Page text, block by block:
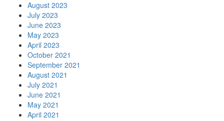
August 2023
July 2023
June 2023
May 2023
April 2023
October 2021
September 2021
August 2021
July 2021
June 2021
May 2021
April 2021